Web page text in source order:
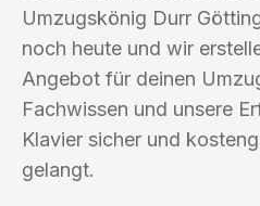
Umzugskönig Durr
noch heute und wir
Angebot für deinen
Fachwissen und unsere
Klavier sicher und
gelangt.